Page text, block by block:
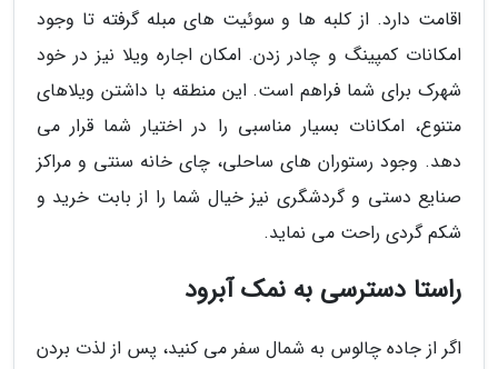
اقامت دارد. از کلبه ها و سوئیت های مبله گرفته تا وجود
امکانات کمپینگ و چادر زدن. امکان اجاره ویلا نیز در خود
شهرک برای شما فراهم است. این منطقه با داشتن ویلاهای
متنوع، امکانات بسیار مناسبی را در اختیار شما قرار می
دهد. وجود رستوران های ساحلی، چای خانه سنتی و مراکز
صنایع دستی و گردشگری نیز خیال شما را از بابت خرید و
شکم گردی راحت می نماید.
راستا دسترسی به نمک آبرود
اگر از جاده چالوس به شمال سفر می کنید، پس از لذت بردن